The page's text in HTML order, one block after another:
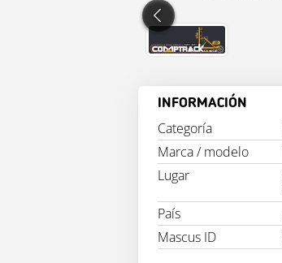
INFORMACIÓN
Categoría
Marca / modelo
Lugar
País
Mascus ID